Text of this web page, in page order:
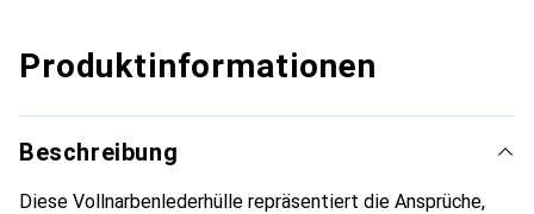
Produktinformationen
Beschreibung
Diese Vollnarbenlederhülle repräsentiert die Ansprüche,